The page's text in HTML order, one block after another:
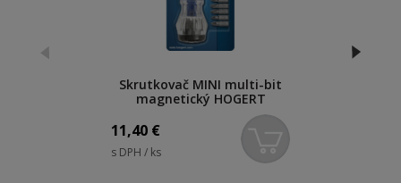
Skrutkovač MINI multi-bit
magnetický HOGERT
11,40 €
s DPH / ks